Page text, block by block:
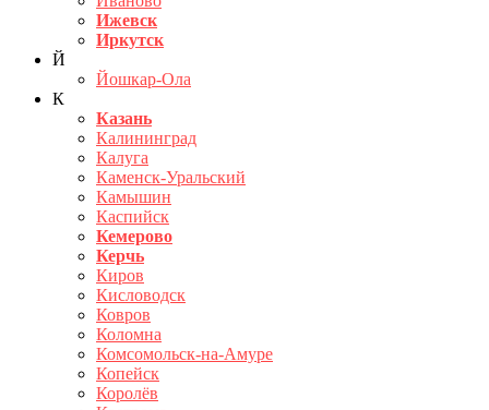
Ижевск
Иркутск
Й
Йошкар-Ола
К
Казань
Калининград
Калуга
Каменск-Уральский
Камышин
Каспийск
Кемерово
Керчь
Киров
Кисловодск
Ковров
Коломна
Комсомольск-на-Амуре
Копейск
Королёв